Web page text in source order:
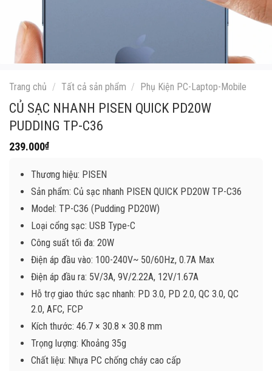
Trang chủ / Tất cả sản phẩm / Phụ Kiện PC-Laptop-Mobile
CỦ SẠC NHANH PISEN QUICK PD20W
PUDDING TP-C36
239.000₫
Thương hiệu: PISEN
Sản phẩm: Củ sạc nhanh PISEN QUICK PD20W TP-C36
Model: TP-C36 (Pudding PD20W)
Loại cổng sạc: USB Type-C
Công suất tối đa: 20W
Điện áp đầu vào: 100-240V~ 50/60Hz, 0.7A Max
Điện áp đầu ra: 5V/3A, 9V/2.22A, 12V/1.67A
Hỗ trợ giao thức sạc nhanh: PD 3.0, PD 2.0, QC 3.0, QC
2.0, AFC, FCP
Kích thước: 46.7 × 30.8 × 30.8 mm
Trọng lượng: Khoảng 35g
Chất liệu: Nhựa PC chống cháy cao cấp